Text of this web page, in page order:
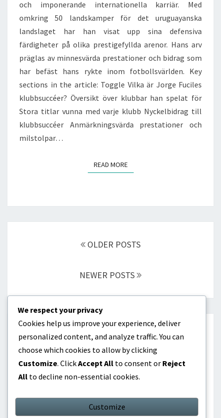
och imponerande internationella karriär. Med
omkring 50 landskamper för det uruguayanska
landslaget har han visat upp sina defensiva
färdigheter på olika prestigefyllda arenor. Hans arv
präglas av minnesvärda prestationer och bidrag som
har befäst hans rykte inom fotbollsvärlden. Key
sections in the article: Toggle Vilka är Jorge Fuciles
klubbsuccéer? Översikt över klubbar han spelat för
Stora titlar vunna med varje klubb Nyckelbidrag till
klubbsuccéer Anmärkningsvärda prestationer och
milstolpar…
READ MOREREAD MORE
OLDER POSTS
NEWER POSTS
KATEGORIER
Internationella prestationer
We respect your privacy
Cookies help us improve your experience, deliver
personalized content, and analyze traffic. You can
choose which cookies to allow by clicking
Customize. ClickAccept All to consent or Reject
All to decline non-essential cookies.
Customize